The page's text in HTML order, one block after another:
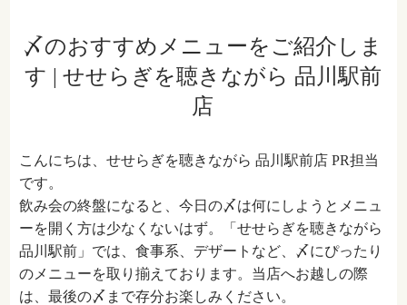
〆のおすすめメニューをご紹介しま
す | せせらぎを聴きながら 品川駅前
店
こんにちは、せせらぎを聴きながら 品川駅前店 PR担当
です。
飲み会の終盤になると、今日の〆は何にしようとメニュ
ーを開く方は少なくないはず。「せせらぎを聴きながら
品川駅前」では、食事系、デザートなど、〆にぴったり
のメニューを取り揃えております。当店へお越しの際
は、最後の〆まで存分お楽しみください。